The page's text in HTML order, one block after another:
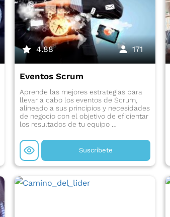
4.88 171
Eventos Scrum
Aprende las mejores estrategias para
llevar a cabo los eventos de Scrum,
alineado a sus principios y necesidades
de negocio con el objetivo de eficientar
los resultados de tu equipo …
Suscríbete